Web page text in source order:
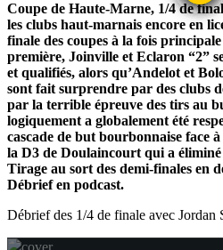
Coupe de Haute-Marne, 1/4 de
les clubs haut-marnais encore en
finale des coupes à la fois
première, Joinville et Eclaron “2”
et qualifiés, alors qu’Andelot et
sont fait surprendre par des clubs
par la terrible épreuve des tirs au
logiquement a globalement été
cascade de but bourbonnaise face
la D3 de Doulaincourt qui a
Tirage au sort des demi-finales en
Débrief en podcast.
Débrief des 1/4 de finale avec